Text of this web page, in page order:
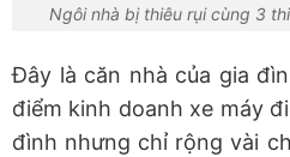
Ngôi nhà bị thiêu rụi cùng 3
Đây là căn nhà của gia
điểm kinh doanh xe máy
đình nhưng chỉ rộng vài